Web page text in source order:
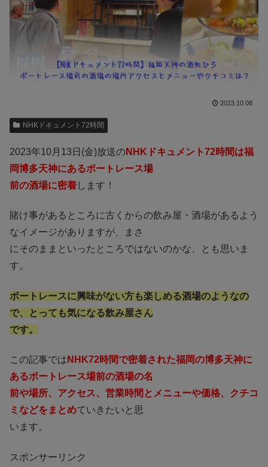
2023.10.08
NHKドキュメント72時間
2023年10月13日(金)放送のNHKドキュメント72時間は福
岡博多天神にあるボートレース場
前の酒場に密着します！
賭け事があるところに古くからの飲み屋・酒場があるよう
なイメージがありますが、まさ
にそのままといったところではないのかな、とも思いま
す。
ボートレースに興味がない方も楽しめる酒場のようなの
で、とっても気になる飲み屋さん
です。
この記事では NHK72時間で密着された福岡の博多天神に
あるボートレース場前の酒場の名
前や場所、アクセス、営業時間とメニューや価格、クチコ
ミなどをまとめていきたいと思
います。
スポンサーリンク